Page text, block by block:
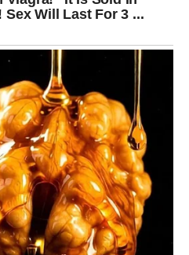
priznanje osjećanja, važan
pokazuje koliko nekome
bi vam vratiti osmijeh na lice.